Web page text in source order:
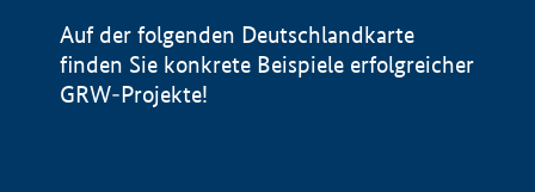
Auf der folgenden Deutschlandkarte
finden Sie konkrete Beispiele erfolgreicher
GRW-Projekte!